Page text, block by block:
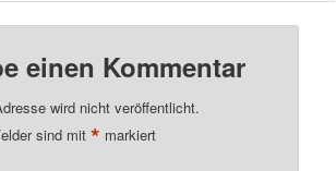
einen Kommentar
wird nicht veröffentlicht.
sind mit* markiert